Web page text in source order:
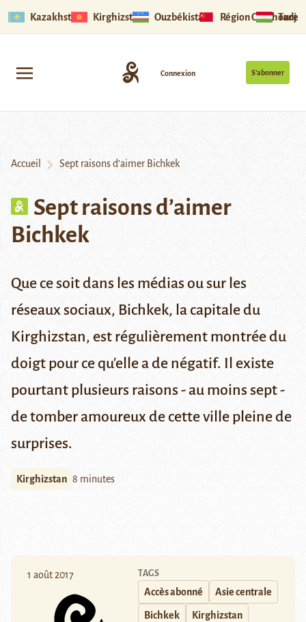
Kazakhstan Kirghizstan Ouzbékistan Région Ouïghoure
S’abonner
Connexion
Accueil Sept raisons d’aimer Bichkek
Sept raisons d’aimer
Bichkek
Que ce soit dans les médias ou sur les
réseaux sociaux, Bichkek, la capitale du
Kirghizstan, est régulièrement montrée du
doigt pour ce qu'elle a de négatif. Il existe
pourtant plusieurs raisons - au moins sept -
de tomber amoureux de cette ville pleine de
surprises.
Kirghizstan 8 minutes
1 août 2017 TAGS
Accès abonné Asie centrale
Bichkek Kirghizstan